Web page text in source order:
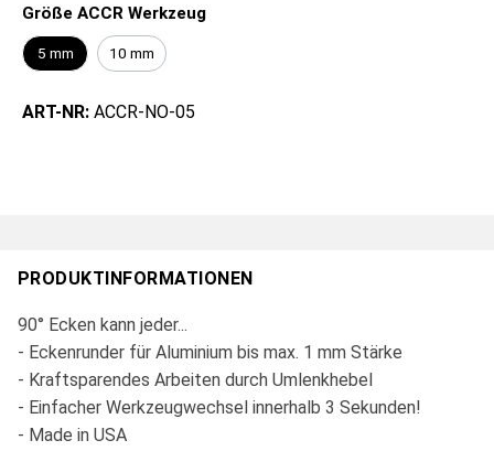
Größe ACCR Werkzeug
5 mm 10 mm
ART-NR: ACCR-NO-05
PRODUKTINFORMATIONEN
90° Ecken kann jeder...
- Eckenrunder für Aluminium bis max. 1 mm Stärke
- Kraftsparendes Arbeiten durch Umlenkhebel
- Einfacher Werkzeugwechsel innerhalb 3 Sekunden!
- Made in USA